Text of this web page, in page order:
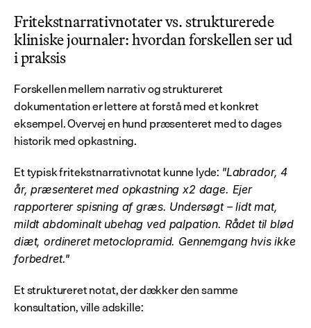
Fritekstnarrativnotater vs. strukturerede
kliniske journaler: hvordan forskellen ser ud
i praksis
Forskellen mellem narrativ og struktureret
dokumentation er lettere at forstå med et konkret
eksempel. Overvej en hund præsenteret med to dages
historik med opkastning.
Et typisk fritekstnarrativnotat kunne lyde: "Labrador, 4
år, præsenteret med opkastning x2 dage. Ejer
rapporterer spisning af græs. Undersøgt – lidt mat,
mildt abdominalt ubehag ved palpation. Rådet til blød
diæt, ordineret metoclopramid. Gennemgang hvis ikke
forbedret."
Et struktureret notat, der dækker den samme
konsultation, ville adskille: